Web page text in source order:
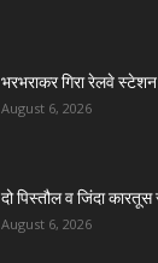
भरभराकर गिरा रेलवे
August 6, 2026
दो पिस्तौल व जिंदा
August 6, 2026